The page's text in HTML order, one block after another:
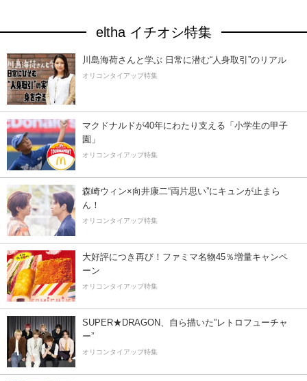
eltha イチオシ特集
川島海荷さんと学ぶ 日常に潜む“人身取引”のリアル
オリコンタイアップ特集
マクドナルドが40年にわたり支える「小学生の甲子
園」
オリコンタイアップ特集
森崎ウィン×向井康二“両片思い”にキュンが止まら
ん！
オリコンタイアップ特集
大好評につき再び！ファミマ名物45％増量キャンペ
ーン
オリコンタイアップ特集
SUPER★DRAGON、自ら描いた”レトロフューチャ
ー”
オリコンタイアップ特集